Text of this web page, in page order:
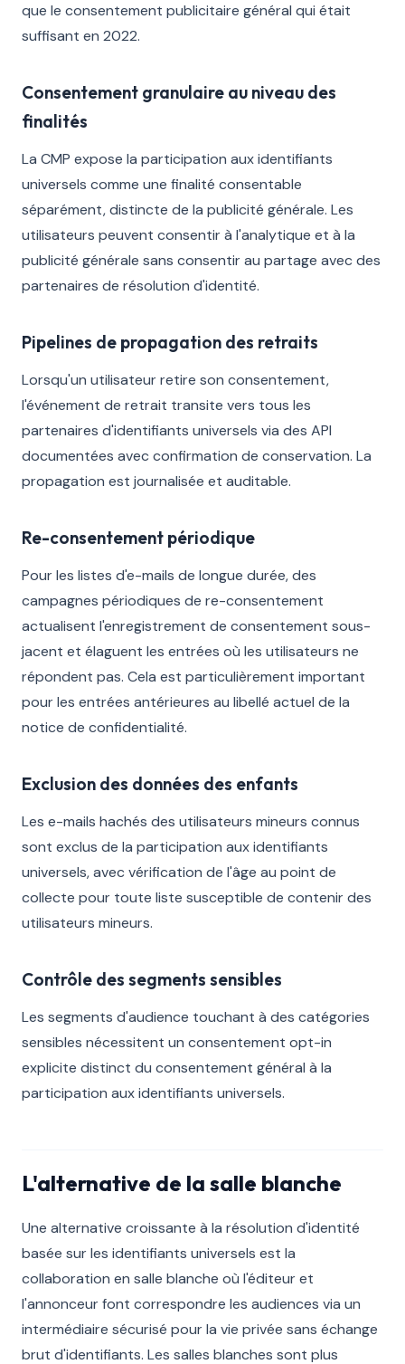
que le consentement publicitaire général qui était
suffisant en 2022.
Consentement granulaire au niveau des
finalités
La CMP expose la participation aux identifiants
universels comme une finalité consentable
séparément, distincte de la publicité générale. Les
utilisateurs peuvent consentir à l'analytique et à la
publicité générale sans consentir au partage avec des
partenaires de résolution d'identité.
Pipelines de propagation des retraits
Lorsqu'un utilisateur retire son consentement,
l'événement de retrait transite vers tous les
partenaires d'identifiants universels via des API
documentées avec confirmation de conservation. La
propagation est journalisée et auditable.
Re-consentement périodique
Pour les listes d'e-mails de longue durée, des
campagnes périodiques de re-consentement
actualisent l'enregistrement de consentement sous-
jacent et élaguent les entrées où les utilisateurs ne
répondent pas. Cela est particulièrement important
pour les entrées antérieures au libellé actuel de la
notice de confidentialité.
Exclusion des données des enfants
Les e-mails hachés des utilisateurs mineurs connus
sont exclus de la participation aux identifiants
universels, avec vérification de l'âge au point de
collecte pour toute liste susceptible de contenir des
utilisateurs mineurs.
Contrôle des segments sensibles
Les segments d'audience touchant à des catégories
sensibles nécessitent un consentement opt-in
explicite distinct du consentement général à la
participation aux identifiants universels.
L'alternative de la salle blanche
Une alternative croissante à la résolution d'identité
basée sur les identifiants universels est la
collaboration en salle blanche où l'éditeur et
l'annonceur font correspondre les audiences via un
intermédiaire sécurisé pour la vie privée sans échange
brut d'identifiants. Les salles blanches sont plus